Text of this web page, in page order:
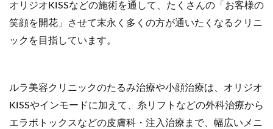
オリジオKISSなどの施術を通して、たくさんの「お客様の
笑顔を開花」させて末永く多くの方が通いたくなるクリニ
ックを目指しています。
ルラ美容クリニックのたるみ治療や小顔治療は、オリジオ
KISSやインモードに加えて、糸リフトなどの外科治療から
エラボトックスなどの皮膚科・注入治療まで、幅広いメニ